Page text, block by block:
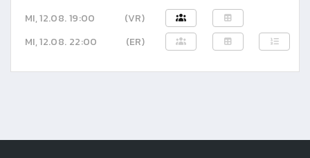
MI, 12.08. 19:00
(VR)
MI, 12.08. 22:00
(ER)